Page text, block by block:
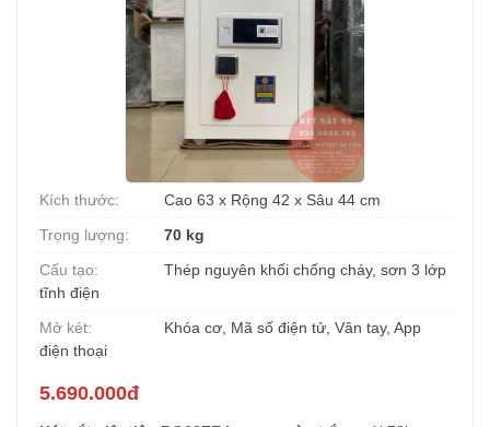
Kích thước:
Cao 63 x Rộng 42 x Sâu 44 cm
Trọng lượng:
70 kg
Cấu tạo:
Thép nguyên khối chống cháy, sơn 3 lớp
tĩnh điện
Mở két:
Khóa cơ, Mã số điện tử, Vân tay, App
điện thoại
5.690.000đ